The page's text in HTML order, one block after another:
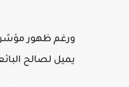
ورغم ظهور
يميل لصالح